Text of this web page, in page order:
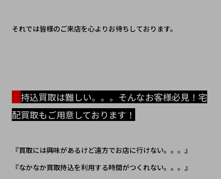
それでは皆様のご来店を心よりお待ちしております。
持込買取は難しい。。。そんなお客様必見！宅
配買取もご用意しております！
『買取には興味があるけど遠方でお店に行けない。。。』
『なかなか買取持込を利用する時間がつくれない。。。』